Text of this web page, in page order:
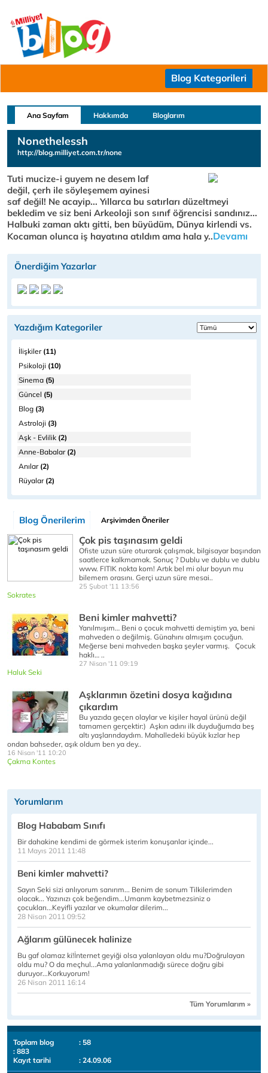
Blog Kategorileri
Ana Sayfam Hakkımda Bloglarım
Nonethelessh
http://blog.milliyet.com.tr/none
Tuti mucize-i guyem ne desem laf
değil, çerh ile söyleşemem ayinesi
saf değil! Ne acayip... Yıllarca bu satırları düzeltmeyi
bekledim ve siz beni Arkeoloji son sınıf öğrencisi sandınız...
Halbuki zaman aktı gitti, ben büyüdüm, Dünya kirlendi vs.
Kocaman olunca iş hayatına atıldım ama hala y..Devamı
Önerdiğim Yazarlar
Yazdığım Kategoriler
İlişkiler(11)
Psikoloji (10)
Sinema (5)
Güncel (5)
Blog (3)
Astroloji (3)
Aşk - Evlilik (2)
Anne-Babalar(2)
Anılar(2)
Rüyalar(2)
Blog Önerilerim Arşivimden Öneriler
Çok pis taşınasım geldi
Ofiste uzun süre oturarak çalışmak, bilgisayar başından
saatlerce kalkmamak. Sonuç ? Dublu ve dublu ve dublu
www. FITIK nokta kom! Artık bel mi olur boyun mu
bilemem orasını. Gerçi uzun süre mesai..
25 Şubat '11 13:56
Sokrates
Beni kimler mahvetti?
Yanılmışım… Beni o çocuk mahvetti demiştim ya, beni
mahveden o değilmiş. Günahını almışım çocuğun.
Meğerse beni mahveden başka şeyler varmış. Çocuk
haklı… ..
27 Nisan '11 09:19
Haluk Seki
Aşklarımın özetini dosya kağıdına
çıkardım
Bu yazıda geçen olaylar ve kişiler hayal ürünü değil
tamamen gerçektir:) Aşkın adını ilk duyduğumda beş
altı yaşlarındaydım. Mahalledeki büyük kızlar hep
ondan bahseder, aşık oldum ben ya dey..
16 Nisan '11 10:20
Çakma Kontes
Yorumlarım
Blog Hababam Sınıfı
Bir dahakine kendimi de görmek isterim konuşanlar içinde...
11 Mayıs 2011 11:48
Beni kimler mahvetti?
Sayın Seki sizi anlıyorum sanırım... Benim de sonum Tilkilerimden
olacak... Yazınızı çok beğendim...Umarım kaybetmezsiniz o
çocukları...Keyifli yazılar ve okumalar dilerim...
28 Nisan 2011 09:52
Ağlarım gülünecek halinize
Bu gaf olamaz ki!İnternet geyiği olsa yalanlayan oldu mu?Doğrulayan
oldu mu? O da meçhul...Ama yalanlanmadığı sürece doğru gibi
duruyor...Korkuyorum!
26 Nisan 2011 16:14
Tüm Yorumlarım »
Toplam blog
: 58
: 883
Kayıt tarihi
: 24.09.06